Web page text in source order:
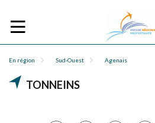
En région Sud-Ouest Agenais
TONNEINS